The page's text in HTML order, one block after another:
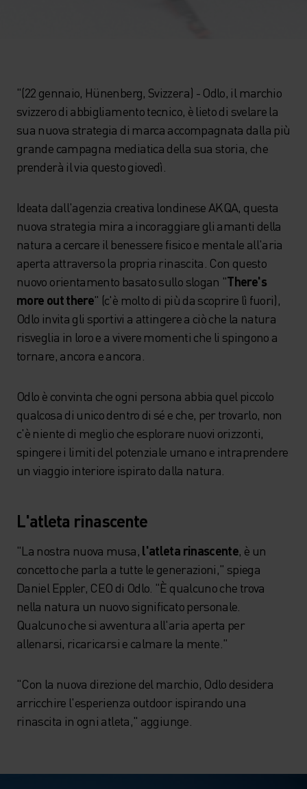
"(22 gennaio, Hünenberg, Svizzera) - Odlo, il marchio
svizzero di abbigliamento tecnico, è lieto di svelare la
sua nuova strategia di marca accompagnata dalla più
grande campagna mediatica della sua storia, che
prenderà il via questo giovedì.
Ideata dall'agenzia creativa londinese AKQA, questa
nuova strategia mira a incoraggiare gli amanti della
natura a cercare il benessere fisico e mentale all'aria
aperta attraverso la propria rinascita. Con questo
nuovo orientamento basato sullo slogan "There's
more out there" (c'è molto di più da scoprire lì fuori),
Odlo invita gli sportivi a attingere a ciò che la natura
risveglia in loro e a vivere momenti che li spingono a
tornare, ancora e ancora.
Odlo è convinta che ogni persona abbia quel piccolo
qualcosa di unico dentro di sé e che, per trovarlo, non
c'è niente di meglio che esplorare nuovi orizzonti,
spingere i limiti del potenziale umano e intraprendere
un viaggio interiore ispirato dalla natura.
L'atleta rinascente
"La nostra nuova musa, l'atleta rinascente, è un
concetto che parla a tutte le generazioni," spiega
Daniel Eppler, CEO di Odlo. "È qualcuno che trova
nella natura un nuovo significato personale.
Qualcuno che si avventura all'aria aperta per
allenarsi, ricaricarsi e calmare la mente."
"Con la nuova direzione del marchio, Odlo desidera
arricchire l'esperienza outdoor ispirando una
rinascita in ogni atleta," aggiunge.